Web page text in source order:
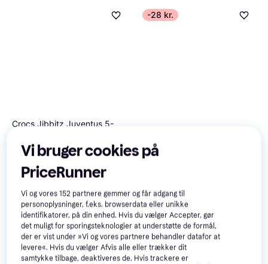
Crocs Jibbitz Juventus 5-
Sko charm
41 kr.
-28 kr.
Mario Mixed
Trender
Vi bruger cookies på
PriceRunner
Vi og vores152 partnere gemmer og får adgang til
personoplysninger, f.eks. browserdata eller unikke
identifikatorer, på din enhed. Hvis du vælger Accepter, gør
det muligt for sporingsteknologier at understøtte de formål,
der er vist under »Vi og vores partnere behandler datafor at
levere«. Hvis du vælger Afvis alle eller trækker dit
samtykke tilbage, deaktiveres de. Hvis trackere er